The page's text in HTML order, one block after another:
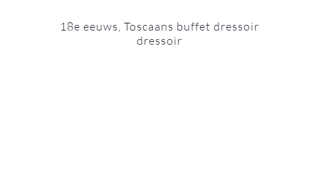
18e eeuws, Toscaans buffet dressoir
dressoir